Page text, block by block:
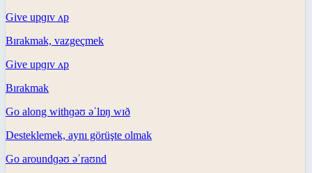
Give upɡɪv ʌp
Bırakmak, vazgeçmek
Give upɡɪv ʌp
Bırakmak
Go along withɡəʊ əˈlɒŋ wɪð
Desteklemek, aynı görüşte olmak
Go aroundɡəʊ əˈraʊnd